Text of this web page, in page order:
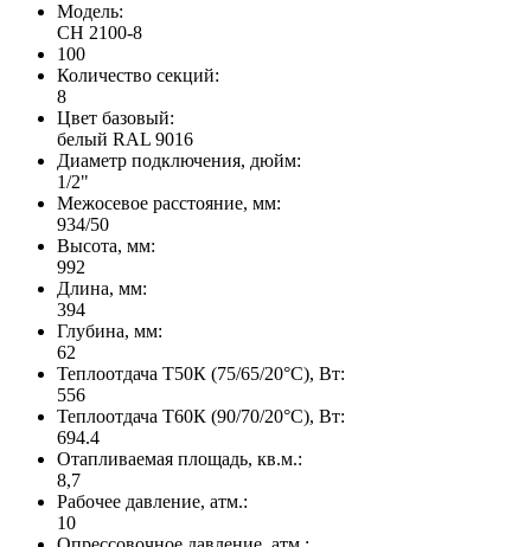
Модель:
CH 2100-8
100
Количество секций:
8
Цвет базовый:
белый RAL 9016
Диаметр подключения, дюйм:
1/2"
Межосевое расстояние, мм:
934/50
Высота, мм:
992
Длина, мм:
394
Глубина, мм:
62
Теплоотдача Т50К (75/65/20°C), Вт:
556
Теплоотдача Т60К (90/70/20°C), Вт:
694.4
Отапливаемая площадь, кв.м.:
8,7
Рабочее давление, атм.:
10